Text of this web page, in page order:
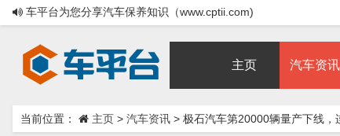
车平台为您分享汽车保养知识（www.cptii.com)
主页 汽车资讯
当前位置： 主页 > 汽车资讯 > 极石汽车第20000辆量产下线，